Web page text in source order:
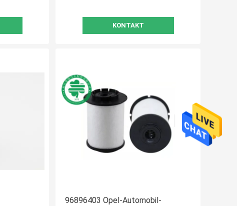
KONTAKT
96896403 Opel-Automobil-